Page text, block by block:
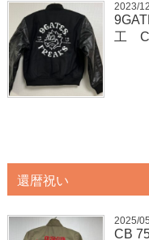
2023/
工
還暦祝い
2025/
CB